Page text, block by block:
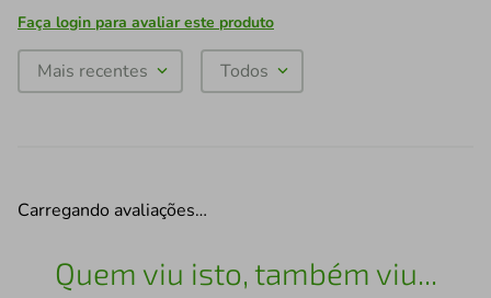
Faça login para avaliar este produto
Mais recentes Todos
Carregando avaliações…
Quem viu isto, também viu...